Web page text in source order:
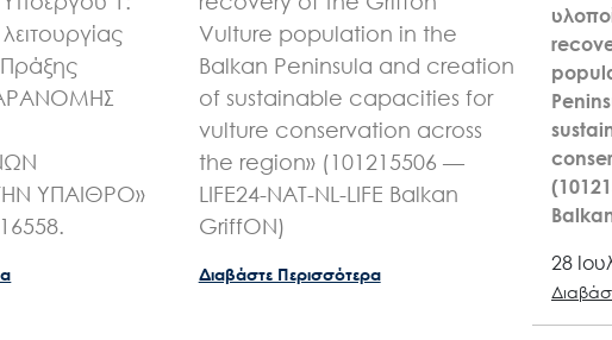
Επικοινωνία
ΥΠΑΙΘΡΟ»
Vulture population in the
Balkan Peninsula and creation
of sustainable capacities for
vulture conservation across
the region» (101215506 —
LIFE24-NAT-NL-LIFE Balkan
GriffON)
Διαβάστε Περισσότερα
28